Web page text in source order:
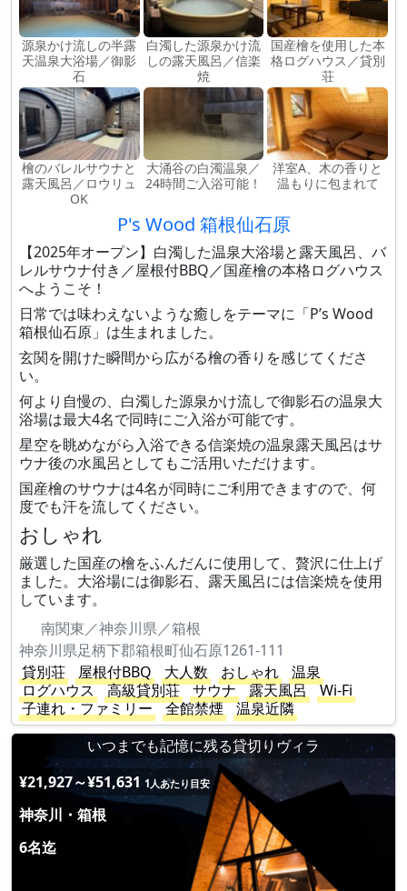
源泉かけ流しの半露
天温泉大浴場／御影
石
白濁した源泉かけ流
しの露天風呂／信楽
焼
国産檜を使用した本
格ログハウス／貸別
荘
檜のバレルサウナと
露天風呂／ロウリュ
OK
大涌谷の白濁温泉／
24時間ご入浴可能！
洋室A、木の香りと
温もりに包まれて
P's Wood 箱根仙石原
【2025年オープン】白濁した温泉大浴場と露天風呂、バ
レルサウナ付き／屋根付BBQ／国産檜の本格ログハウス
へようこそ！
日常では味わえないような癒しをテーマに「P’s Wood
箱根仙石原」は生まれました。
玄関を開けた瞬間から広がる檜の香りを感じてくださ
い。
何より自慢の、白濁した源泉かけ流しで御影石の温泉大
浴場は最大4名で同時にご入浴が可能です。
星空を眺めながら入浴できる信楽焼の温泉露天風呂はサ
ウナ後の水風呂としてもご活用いただけます。
国産檜のサウナは4名が同時にご利用できますので、何
度でも汗を流してください。
おしゃれ
厳選した国産の檜をふんだんに使用して、贅沢に仕上げ
ました。大浴場には御影石、露天風呂には信楽焼を使用
しています。
南関東／神奈川県／箱根
神奈川県足柄下郡箱根町仙石原1261-111
貸別荘
屋根付BBQ 大人数 おしゃれ
温泉
ログハウス
高級貸別荘 サウナ 露天風呂
Wi-Fi
子連れ・ファミリー
全館禁煙
温泉近隣
いつまでも記憶に残る貸切りヴィラ
¥21,927～¥51,631 1人あたり目安
神奈川・箱根
6名迄